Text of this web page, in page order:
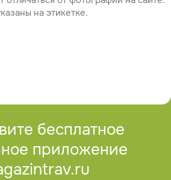
на этикетке.
бесплатное
приложение